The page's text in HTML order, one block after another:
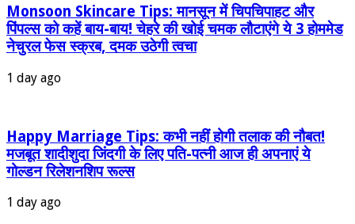
Monsoon Skincare Tips: मानसून में चिपचिपाहट और
पिंपल्स को कहें बाय-बाय! चेहरे की खोई चमक लौटाएंगे ये 3 होममेड
नेचुरल फेस स्क्रब, दमक उठेगी त्वचा
1 day ago
Happy Marriage Tips: कभी नहीं होगी तलाक की नौबत!
मजबूत शादीशुदा जिंदगी के लिए पति-पत्नी आज ही अपनाएं ये
गोल्डन रिलेशनशिप रूल्स
1 day ago